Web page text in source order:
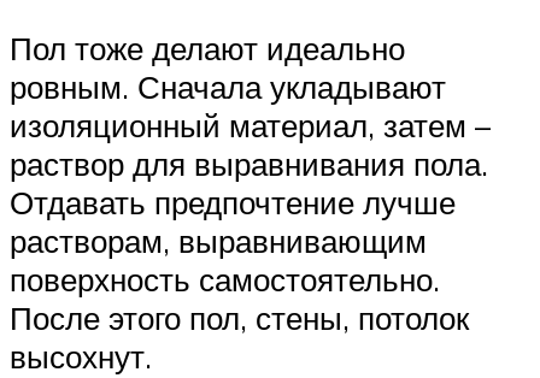
Пол тоже делают идеально
ровным. Сначала укладывают
изоляционный материал, затем –
раствор для выравнивания пола.
Отдавать предпочтение лучше
растворам, выравнивающим
поверхность самостоятельно.
После этого пол, стены, потолок
высохнут.